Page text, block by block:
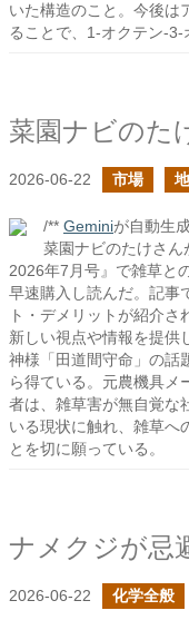
いた構造のこと。今後は
ることで、1-オクテン-3-
2026-06-22 市場
/** Geminiが自動生
菜園ナビのたけさ
2026年7月号』で雑草と
早速購入し読んだ。記事
ト・デメリットが紹介
新しい視点や情報を提供
神様「田道間守命」の話
ら得ている。元農機具メ
者は、雑草害が無自覚な
いる現状に触れ、雑草へ
とを切に願っている。
ナメクジが忌
2026-06-22 化学全般